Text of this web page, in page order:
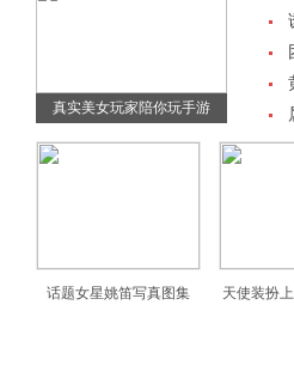
真实美女玩家陪你玩手游
话题女星姚笛写真图集 天使装扮